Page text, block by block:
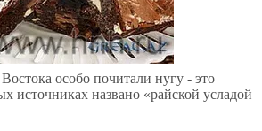
особо почитали нугу - это
источниках названо «райской усладой